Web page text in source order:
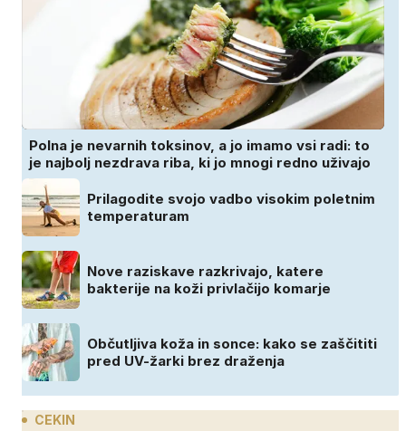
Polna je nevarnih toksinov, a jo imamo vsi radi: to
je najbolj nezdrava riba, ki jo mnogi redno uživajo
Prilagodite svojo vadbo visokim poletnim
temperaturam
Nove raziskave razkrivajo, katere
bakterije na koži privlačijo komarje
Občutljiva koža in sonce: kako se zaščititi
pred UV-žarki brez draženja
CEKIN